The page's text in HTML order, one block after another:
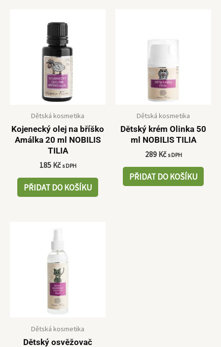
Dětská kosmetika
Kojenecký olej na bříško
Amálka 20 ml NOBILIS
TILIA
185 Kč s DPH
PŘIDAT DO KOŠÍKU
Dětská kosmetika
Dětský krém Olinka 50
ml NOBILIS TILIA
289 Kč s DPH
PŘIDAT DO KOŠÍKU
Dětská kosmetika
Dětský osvěžovač